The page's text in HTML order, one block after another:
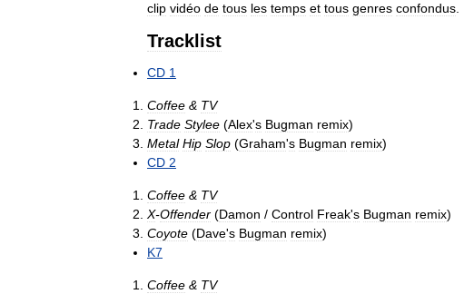
clip vidéo de tous les temps et tous genres confondus.
Tracklist
CD 1
Coffee & TV
Trade Stylee (Alex's Bugman remix)
Metal Hip Slop (Graham's Bugman remix)
CD 2
Coffee & TV
X-Offender (Damon / Control Freak's Bugman remix)
Coyote (Dave's Bugman remix)
K7
Coffee & TV